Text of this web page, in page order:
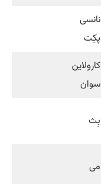
نانسی
پکِت
کارولاین
سوان
بِث
می